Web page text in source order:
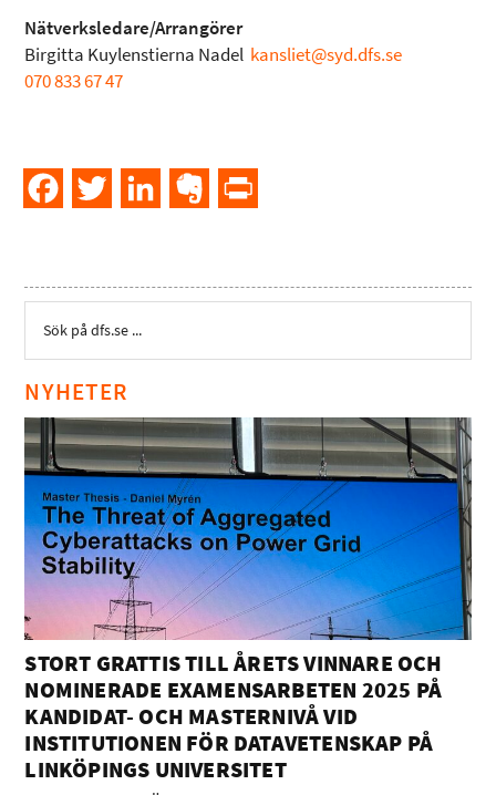
Nätverksledare/Arrangörer
Birgitta Kuylenstierna Nadel kansliet@syd.dfs.se
070 833 67 47
FacebookTwitter LinkedInEvernote
NYHETER
STORT GRATTIS TILL ÅRETS VINNARE OCH
NOMINERADE EXAMENSARBETEN 2025 PÅ
KANDIDAT- OCH MASTERNIVÅ VID
INSTITUTIONEN FÖR DATAVETENSKAP PÅ
LINKÖPINGS UNIVERSITET